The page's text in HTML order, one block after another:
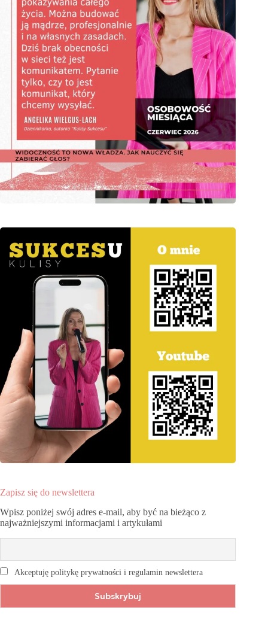
Zapisz się do newslettera
Wpisz poniżej swój adres e-mail, aby być na bieżąco z
najważniejszymi informacjami i artykułami
Akceptuję politykę prywatności i regulamin newslettera